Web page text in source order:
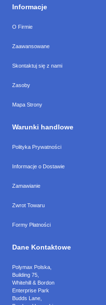
Informacje
O Firmie
Zaawansowane
Skontaktuj się z nami
Zasoby
Mapa Strony
Warunki handlowe
Polityka Prywatności
Informacje o Dostawie
Zamawianie
Zwrot Towaru
Formy Płatności
Dane Kontaktowe
Polymax Polska
Building 75,
Whitehill & Bordon
Enterprise Park
Budds Lane